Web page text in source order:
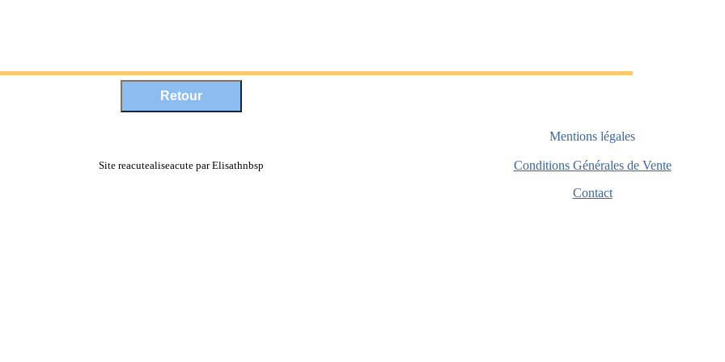
Site reacutealiseacute par Elisathnbsp
Mentions légales
Conditions Générales de Vente
Contact